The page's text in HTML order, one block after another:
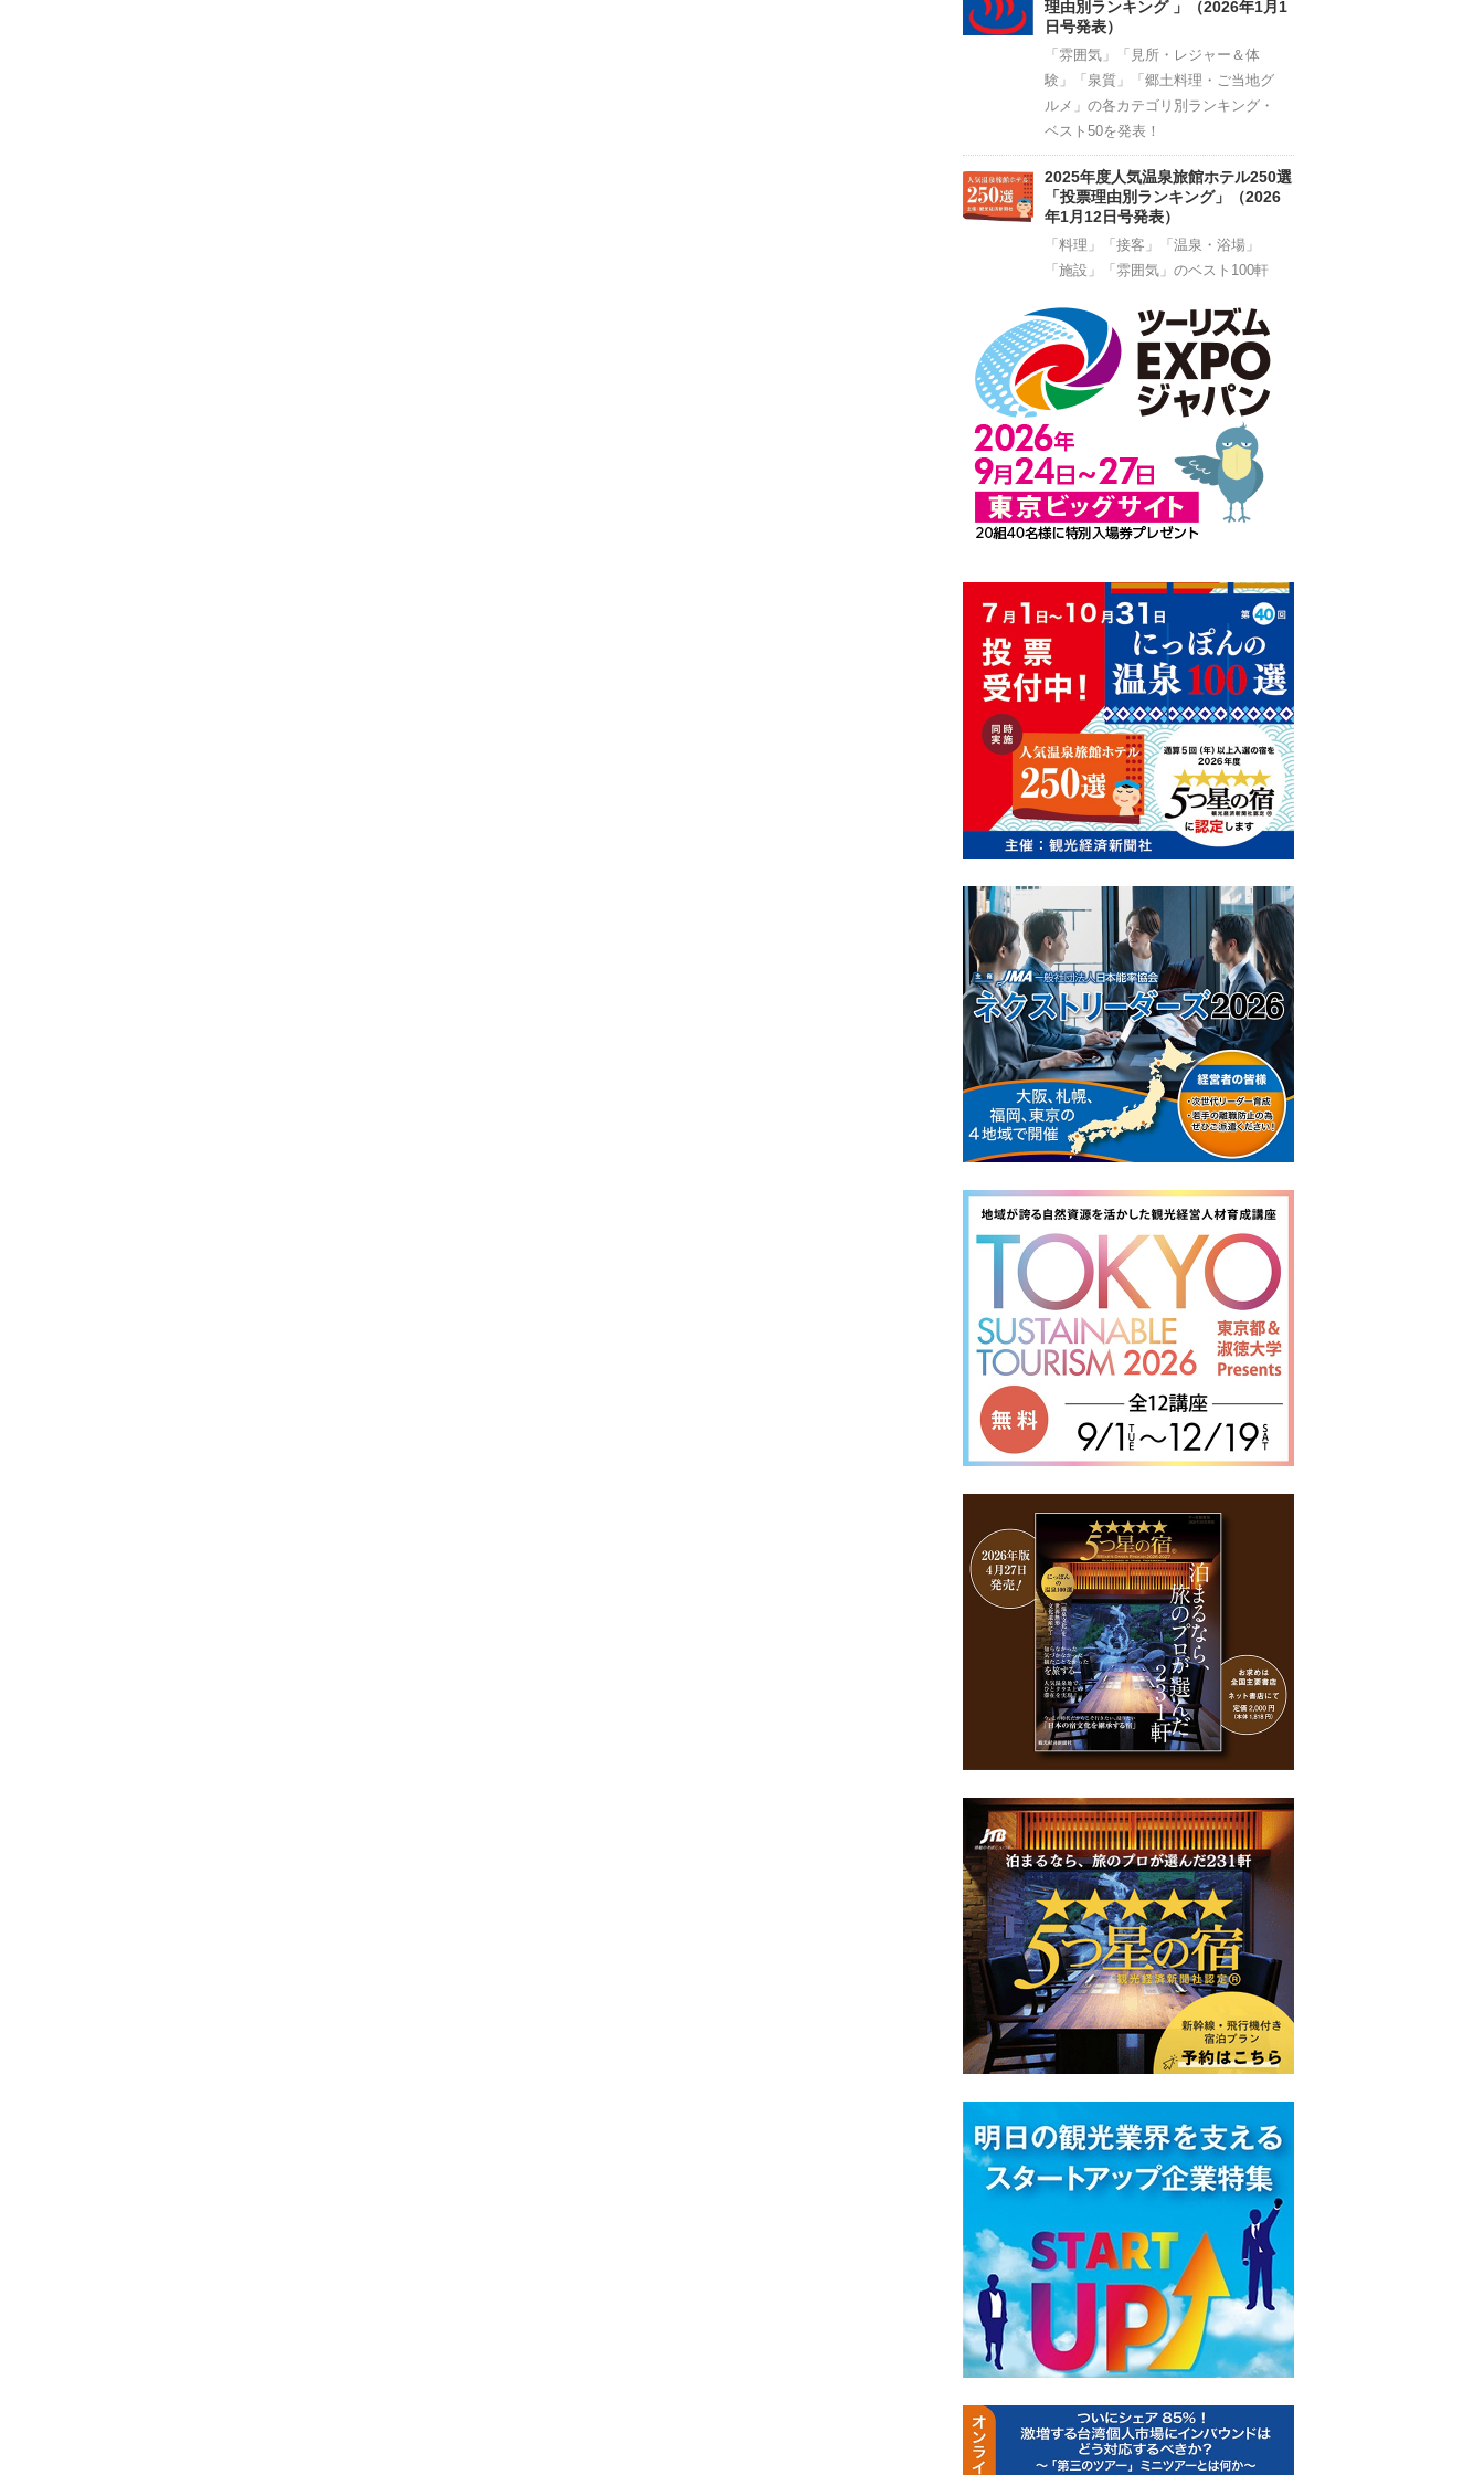
理由別ランキング 」（2026年1月1
日号発表）
「雰囲気」「見所・レジャー＆体
験」「泉質」「郷土料理・ご当地グ
ルメ」の各カテゴリ別ランキング・
ベスト50を発表！
2025年度人気温泉旅館ホテル250選
「投票理由別ランキング」（2026
年1月12日号発表）
「料理」「接客」「温泉・浴場」
「施設」「雰囲気」のベスト100軒